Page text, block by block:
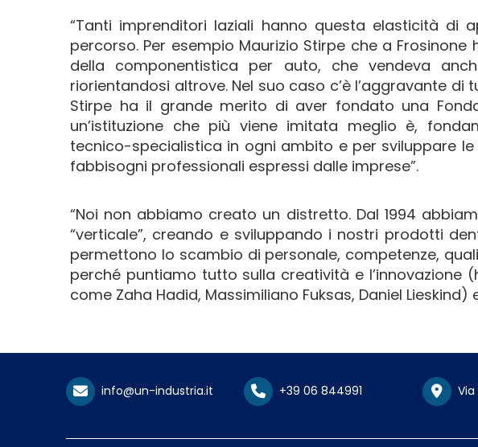
“Tanti imprenditori laziali hanno questa elasticità di
percorso. Per esempio Maurizio Stirpe che a
della componentistica per auto, che vendeva
riorientandosi altrove. Nel suo caso c’è l’aggravante di
Stirpe ha il grande merito di aver fondato una
un’istituzione che più viene imitata meglio è,
tecnico-specialistica in ogni ambito e per sviluppare
fabbisogni professionali espressi dalle imprese”.
“Noi non abbiamo creato un distretto. Dal 1994
“verticale”, creando e sviluppando i nostri prodotti
permettono lo scambio di personale, competenze,
perché puntiamo tutto sulla creatività e l’innovazione
come Zaha Hadid, Massimiliano Fuksas, Daniel
info@un-industria.it +39 06 844991 Via